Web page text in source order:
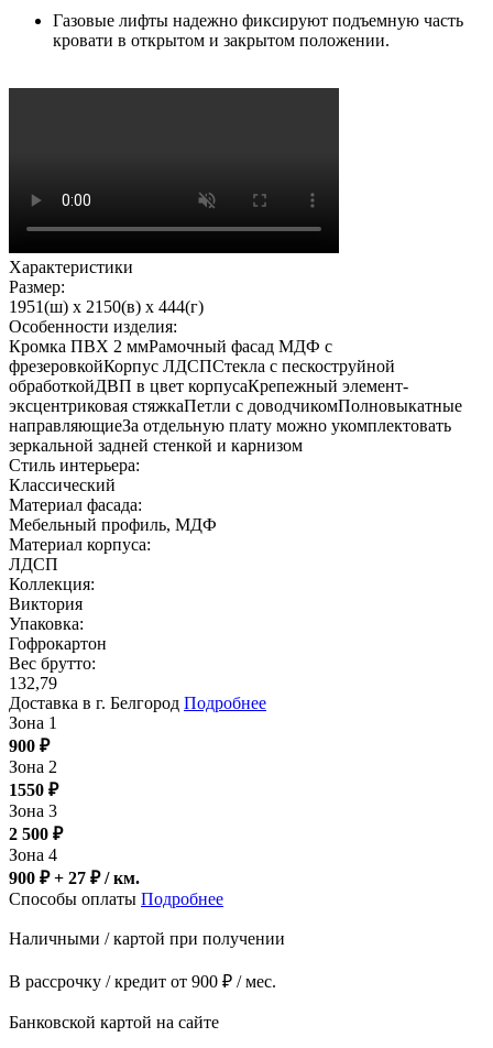
Газовые лифты надежно фиксируют подъемную часть
кровати в открытом и закрытом положении.
Характеристики
Размер:
1951(ш) x 2150(в) x 444(г)
Особенности изделия:
Кромка ПВХ 2 ммРамочный фасад МДФ с
фрезеровкойКорпус ЛДСПСтекла с пескоструйной
обработкойДВП в цвет корпусаКрепежный элемент-
эксцентриковая стяжкаПетли с доводчикомПолновыкатные
направляющиеЗа отдельную плату можно укомплектовать
зеркальной задней стенкой и карнизом
Стиль интерьера:
Классический
Материал фасада:
Мебельный профиль, МДФ
Материал корпуса:
ЛДСП
Коллекция:
Виктория
Упаковка:
Гофрокартон
Вес брутто:
132,79
Доставка в г. Белгород Подробнее
Зона 1
900 ₽
Зона 2
1550 ₽
Зона 3
2 500 ₽
Зона 4
900 ₽ + 27 ₽/ км.
Способы оплаты Подробнее
Наличными / картой при получении
В рассрочку / кредит от 900 ₽ / мес.
Банковской картой на сайте